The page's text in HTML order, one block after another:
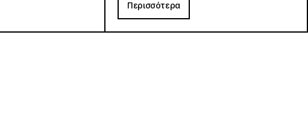
Περισσότερα